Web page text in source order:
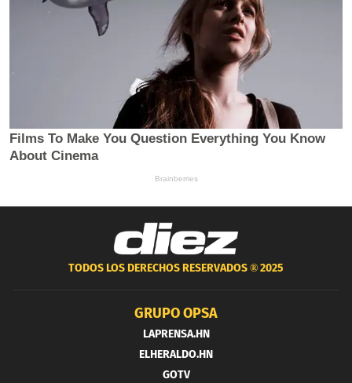
TODOS LOS DERECHOS RESERVADOS ®2025
GRUPO OPSA
LAPRENSA.HN
ELHERALDO.HN
GOTV